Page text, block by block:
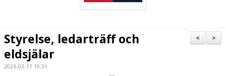
DOKUMENT
KALENDER
>
<
Styrelse, ledarträff och
eldsjälar
2026-03-11 10:31